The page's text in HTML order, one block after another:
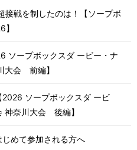
接戦を制したのは！【ソープボ
ソープボックスダ ービー・ナ
⼤会 前編】
ソープボックスダ ービ
神奈川⼤会 後編】
めて参加される方へ